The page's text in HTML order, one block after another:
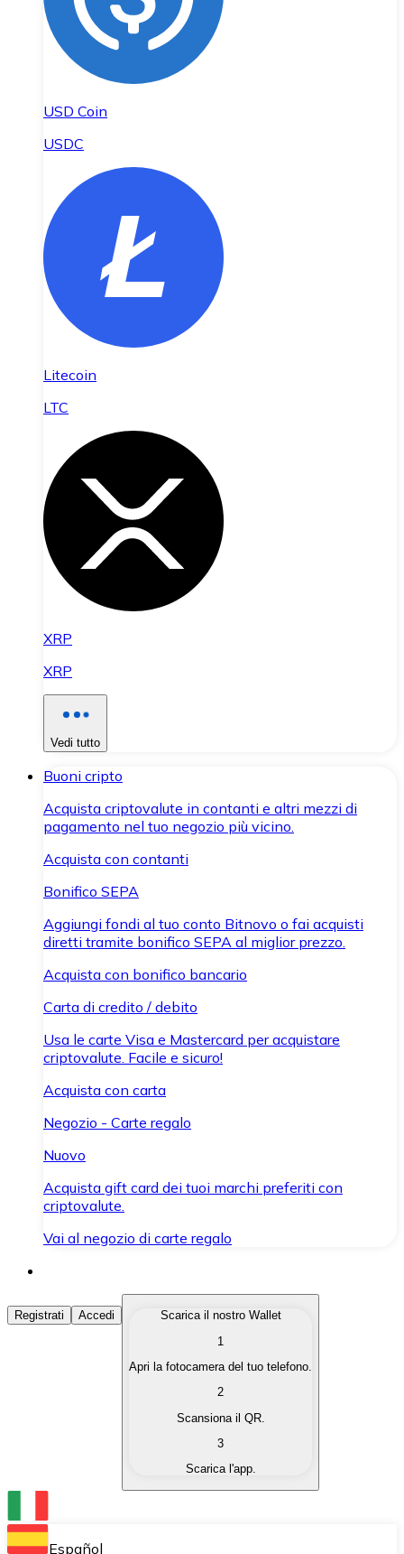
USD Coin
USDC
Litecoin
LTC
XRP
XRP
Vedi tutto
Buoni cripto
Acquista criptovalute in contanti e altri mezzi di
pagamento nel tuo negozio più vicino.
Acquista con contanti
Bonifico SEPA
Aggiungi fondi al tuo conto Bitnovo o fai acquisti
diretti tramite bonifico SEPA al miglior prezzo.
Acquista con bonifico bancario
Carta di credito / debito
Usa le carte Visa e Mastercard per acquistare
criptovalute. Facile e sicuro!
Acquista con carta
Negozio - Carte regalo
Nuovo
Acquista gift card dei tuoi marchi preferiti con
criptovalute.
Vai al negozio di carte regalo
Acquista Criptovalute
Acquista le criptovalute che ti interessano in modo
Converti le tue criptovalute in valuta fiat quando ne
Scambia una criptovaluta con un'altra
Conserva le tue cripto in un Wallet self-custodial.
Registrati Accedi
Scarica il nostro Wallet
1
Apri la fotocamera del tuo telefono.
2
Scansiona il QR.
3
Scarica l'app.
Español